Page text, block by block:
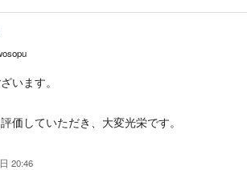
います。
価していただき、大変光栄です。
20:46